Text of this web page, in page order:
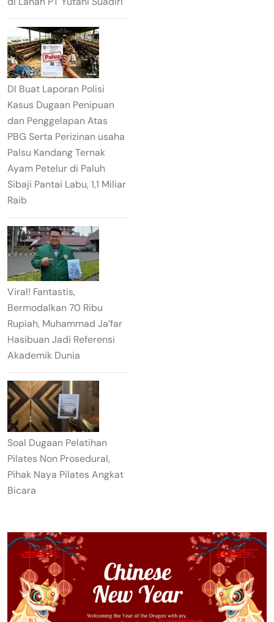
DI Buat Laporan Polisi
Kasus Dugaan Penipuan
dan Penggelapan Atas
PBG Serta Perizinan usaha
Palsu Kandang Ternak
Ayam Petelur di Paluh
Sibaji Pantai Labu, 1,1 Miliar
Raib
Viral! Fantastis,
Bermodalkan 70 Ribu
Rupiah, Muhammad Ja’far
Hasibuan Jadi Referensi
Akademik Dunia
Soal Dugaan Pelatihan
Pilates Non Prosedural,
Pihak Naya Pilates Angkat
Bicara